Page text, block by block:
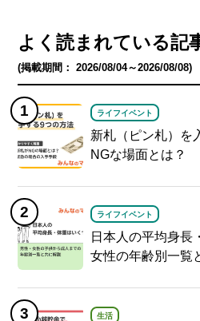
よく読まれている記
(掲載期間： 2026/08/04～2026/08/08)
ライフイベント
新札（ピン札）を
NGな場面とは？
ライフイベント
日本人の平均身長
女性の年齢別一覧
生活